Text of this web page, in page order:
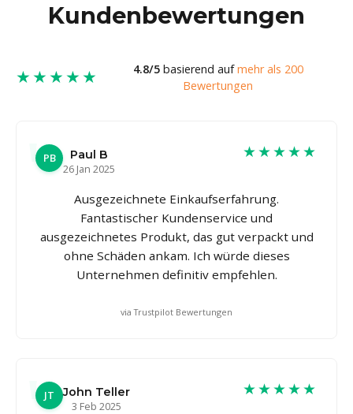
Kundenbewertungen
★★★★★ 4.8/5basierend aufmehr als 200
Bewertungen
PB
Paul B
26 Jan 2025
★★★★★
Ausgezeichnete Einkaufserfahrung.
Fantastischer Kundenservice und
ausgezeichnetes Produkt, das gut verpackt und
ohne Schäden ankam. Ich würde dieses
Unternehmen definitiv empfehlen.
via Trustpilot Bewertungen
JT
John Teller
3 Feb 2025
★★★★★